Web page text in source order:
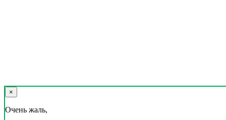
×
Очень жаль,